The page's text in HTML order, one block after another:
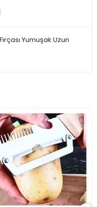
Yumuşak Uzun